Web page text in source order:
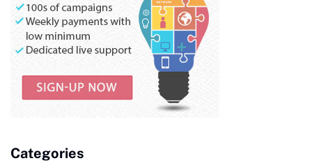
Categories